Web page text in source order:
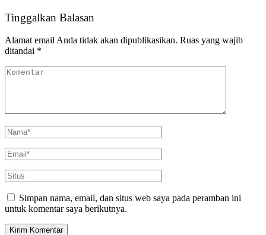
Tinggalkan Balasan
Alamat email Anda tidak akan dipublikasikan. Ruas yang wajib
ditandai *
Simpan nama, email, dan situs web saya pada peramban ini
untuk komentar saya berikutnya.